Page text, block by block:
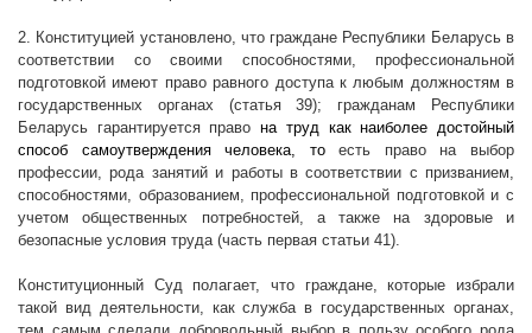
2. Конституцией установлено, что граждане Республики Беларусь в
соответствии со своими способностями, профессиональной
подготовкой имеют право равного доступа к любым должностям в
государственных органах (статья 39); гражданам Республики
Беларусь гарантируется правона труд как наиболее достойный
способ самоутверждения человека, тоесть право на выбор
профессии, рода занятий и работы в соответствии с призванием,
способностями, образованием, профессиональной подготовкой и с
учетом общественных потребностей, а также на здоровые и
безопасные условия труда (часть первая статьи 41).
Конституционный Суд полагает, что граждане, которые избрали
такой вид деятельности, как служба в государственных органах,